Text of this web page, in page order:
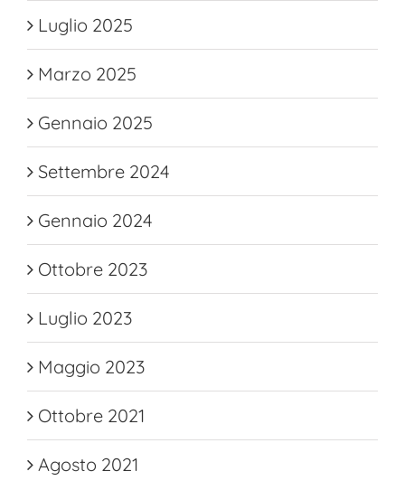
Luglio 2025
Marzo 2025
Gennaio 2025
Settembre 2024
Gennaio 2024
Ottobre 2023
Luglio 2023
Maggio 2023
Ottobre 2021
Agosto 2021